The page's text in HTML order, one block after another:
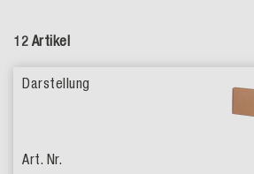
12 Artikel